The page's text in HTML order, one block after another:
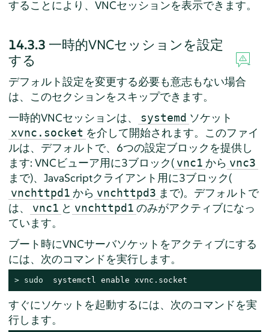
することにより、VNCセッションを表示できます。
14.3.3 一時的VNCセッションを設定
する
デフォルト設定を変更する必要も意志もない場合
は、このセクションをスキップできます。
一時的VNCセッションは、
systemd ソケット
xvnc.socket を介して開始されます。このファイ
ルは、デフォルトで、6つの設定ブロックを提供し
ます: VNCビューア用に3ブロック( vnc1 から vnc3
まで)、JavaScriptクライアント用に3ブロック(
vnchttpd1 から vnchttpd3 まで)。デフォルトで
は、
vnc1 と vnchttpd1 のみがアクティブになっ
ています。
ブート時にVNCサーバソケットをアクティブにする
には、次のコマンドを実行します。
> sudo
  systemctl enable xvnc.socket
すぐにソケットを起動するには、次のコマンドを実
行します。